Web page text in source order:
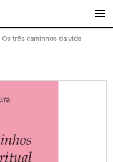
.Os três caminhos da vida